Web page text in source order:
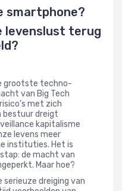
smartphone?
levenslust terug
grootste techno-
van Big Tech
met zich
bestuur dreigt
kapitalisme
levens meer
instituties. Het is
de macht van
Maar hoe?
dreiging van